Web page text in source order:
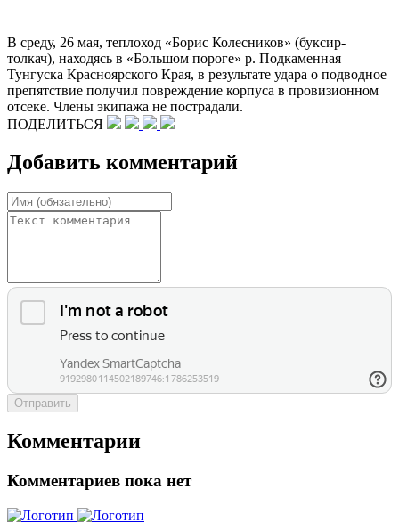
В среду, 26 мая, теплоход «Борис Колесников» (буксир-
толкач), находясь в «Большом пороге» р. Подкаменная
Тунгуска Красноярского Края, в результате удара о подводное
препятствие получил повреждение корпуса в провизионном
отсеке. Члены экипажа не пострадали.
ПОДЕЛИТЬСЯ
Добавить комментарий
Отправить
Комментарии
Комментариев пока нет